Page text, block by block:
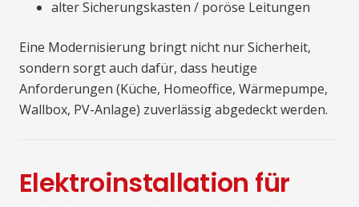
alter Sicherungskasten / poröse Leitungen
Eine Modernisierung bringt nicht nur Sicherheit,
sondern sorgt auch dafür, dass heutige
Anforderungen (Küche, Homeoffice, Wärmepumpe,
Wallbox, PV-Anlage) zuverlässig abgedeckt werden.
Elektroinstallation für